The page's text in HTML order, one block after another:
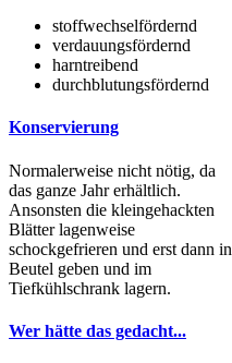
stoffwechselfördernd
verdauungsfördernd
harntreibend
durchblutungsfördernd
Konservierung
Normalerweise nicht nötig, da
das ganze Jahr erhältlich.
Ansonsten die kleingehackten
Blätter lagenweise
schockgefrieren und erst dann in
Beutel geben und im
Tiefkühlschrank lagern.
Wer hätte das gedacht...